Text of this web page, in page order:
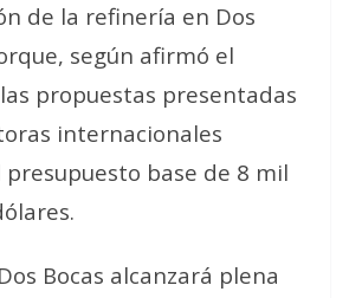
de la refinería en Dos
según afirmó el
propuestas presentadas
internacionales
base de 8 mil
Bocas alcanzará plena